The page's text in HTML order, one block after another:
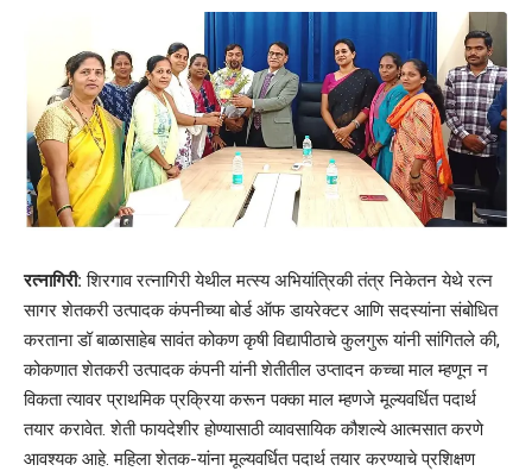
रत्नागिरी: शिरगाव रत्नागिरी येथील मत्स्य अभियांत्रिकी तंत्र निकेतन येथे रत्न
सागर शेतकरी उत्पादक कंपनीच्या बोर्ड ऑफ डायरेक्टर आणि सदस्यांना संबोधित
करताना डॉ बाळासाहेब सावंत कोकण कृषी विद्यापीठाचे कुलगुरू यांनी सांगितले की,
कोकणात शेतकरी उत्पादक कंपनी यांनी शेतीतील उप्तादन कच्चा माल म्हणून न
विकता त्यावर प्राथमिक प्रक्रिया करून पक्का माल म्हणजे मूल्यवर्धित पदार्थ
तयार करावेत. शेती फायदेशीर होण्यासाठी व्यावसायिक कौशल्ये आत्मसात करणे
आवश्यक आहे. महिला शेतक-यांना मूल्यवर्धित पदार्थ तयार करण्याचे प्रशिक्षण